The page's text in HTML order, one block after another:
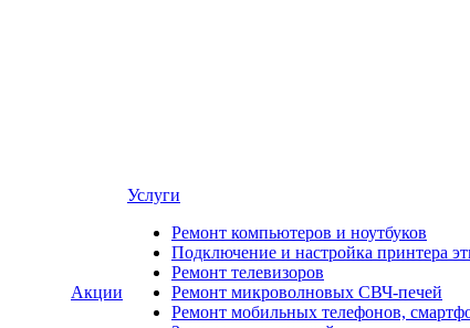
Акции
Услуги
Ремонт компьютеров и ноутбуков
Подключение и настройка принтера
Ремонт телевизоров
Ремонт микроволновых СВЧ-печей
Ремонт мобильных телефонов,